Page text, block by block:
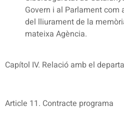
Govern i al Parlament
del lliurament de la
mateixa Agència.
Capítol IV. Relació amb el
Article 11. Contracte programa